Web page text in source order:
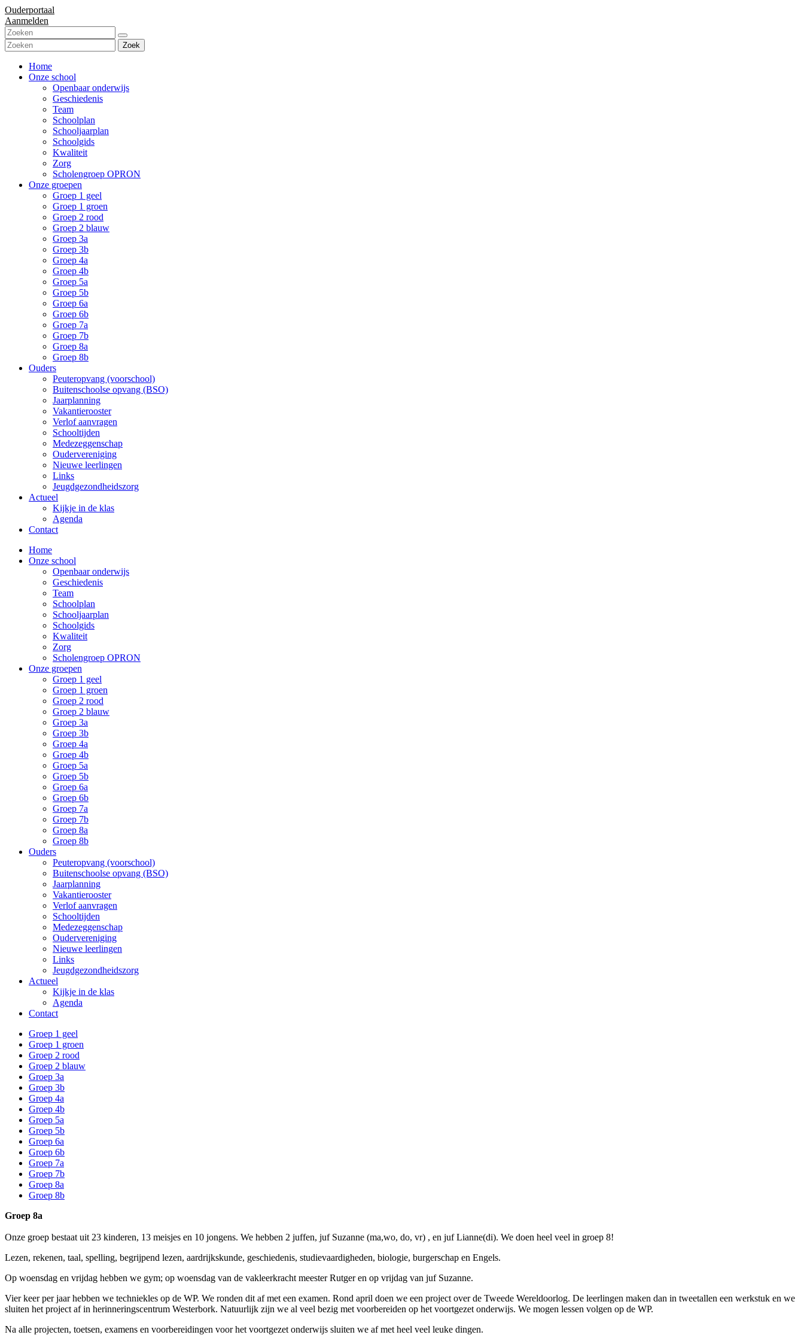
Ouderportaal
Aanmelden
Zoek
Home
Onze school
Openbaar onderwijs
Geschiedenis
Team
Schoolplan
Schooljaarplan
Schoolgids
Kwaliteit
Zorg
Scholengroep OPRON
Onze groepen
Groep 1 geel
Groep 1 groen
Groep 2 rood
Groep 2 blauw
Groep 3a
Groep 3b
Groep 4a
Groep 4b
Groep 5a
Groep 5b
Groep 6a
Groep 6b
Groep 7a
Groep 7b
Groep 8a
Groep 8b
Ouders
Peuteropvang (voorschool)
Buitenschoolse opvang (BSO)
Jaarplanning
Vakantierooster
Verlof aanvragen
Schooltijden
Medezeggenschap
Oudervereniging
Nieuwe leerlingen
Links
Jeugdgezondheidszorg
Actueel
Kijkje in de klas
Agenda
Contact
Home
Onze school
Openbaar onderwijs
Geschiedenis
Team
Schoolplan
Schooljaarplan
Schoolgids
Kwaliteit
Zorg
Scholengroep OPRON
Onze groepen
Groep 1 geel
Groep 1 groen
Groep 2 rood
Groep 2 blauw
Groep 3a
Groep 3b
Groep 4a
Groep 4b
Groep 5a
Groep 5b
Groep 6a
Groep 6b
Groep 7a
Groep 7b
Groep 8a
Groep 8b
Ouders
Peuteropvang (voorschool)
Buitenschoolse opvang (BSO)
Jaarplanning
Vakantierooster
Verlof aanvragen
Schooltijden
Medezeggenschap
Oudervereniging
Nieuwe leerlingen
Links
Jeugdgezondheidszorg
Actueel
Kijkje in de klas
Agenda
Contact
Groep 1 geel
Groep 1 groen
Groep 2 rood
Groep 2 blauw
Groep 3a
Groep 3b
Groep 4a
Groep 4b
Groep 5a
Groep 5b
Groep 6a
Groep 6b
Groep 7a
Groep 7b
Groep 8a
Groep 8b
Groep 8a
Onze groep bestaat uit 23 kinderen, 13 meisjes en 10 jongens. We hebben 2 juffen, juf Suzanne (ma,wo, do, vr) , en juf Lianne(di). We doen heel veel in groep 8!
Lezen, rekenen, taal, spelling, begrijpend lezen, aardrijkskunde, geschiedenis, studievaardigheden, biologie, burgerschap en Engels.
Op woensdag en vrijdag hebben we gym; op woensdag van de vakleerkracht meester Rutger en op vrijdag van juf Suzanne.
Vier keer per jaar hebben we techniekles op de WP. We ronden dit af met een examen. Rond april doen we een project over de Tweede Wereldoorlog. De leerlingen maken dan in tweetallen een werkstuk en we
sluiten het project af in herinneringscentrum Westerbork. Natuurlijk zijn we al veel bezig met voorbereiden op het voortgezet onderwijs. We mogen lessen volgen op de WP.
Na alle projecten, toetsen, examens en voorbereidingen voor het voortgezet onderwijs sluiten we af met heel veel leuke dingen.